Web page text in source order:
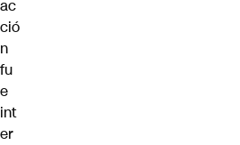
ac
ció
n
fu
e
int
er